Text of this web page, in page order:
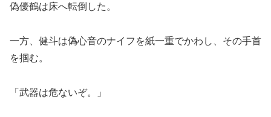
偽優鶴は床へ転倒した。
一方、健斗は偽心音のナイフを紙一重でかわし、その手首
を掴む。
「武器は危ないぞ。」